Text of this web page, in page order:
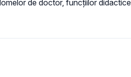
de doctor, funcțiilor didactice